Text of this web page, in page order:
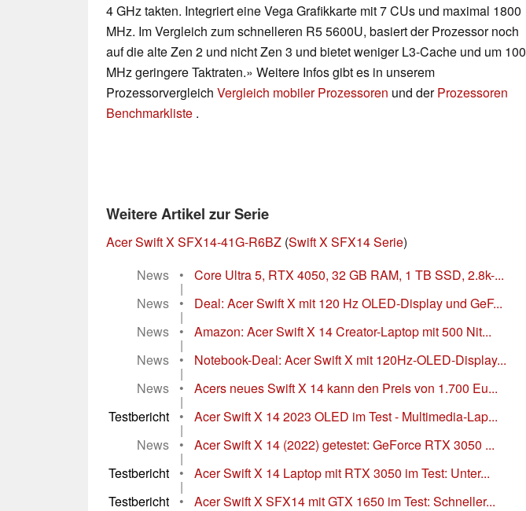
4 GHz takten. Integriert eine Vega Grafikkarte mit 7 CUs und maximal 1800
MHz. Im Vergleich zum schnelleren R5 5600U, basiert der Prozessor noch
auf die alte Zen 2 und nicht Zen 3 und bietet weniger L3-Cache und um 100
MHz geringere Taktraten.» Weitere Infos gibt es in unserem
Prozessorvergleich Vergleich mobiler Prozessoren und derProzessoren
Benchmarkliste .
Weitere Artikel zur Serie
Acer Swift X SFX14-41G-R6BZ (Swift X SFX14 Serie)
News
• Core Ultra 5, RTX 4050, 32 GB RAM, 1 TB SSD, 2.8k-...
|
News
• Deal: Acer Swift X mit 120 Hz OLED-Display und GeF...
|
News
• Amazon: Acer Swift X 14 Creator-Laptop mit 500 Nit...
|
News
• Notebook-Deal: Acer Swift X mit 120Hz-OLED-Display...
|
News
• Acers neues Swift X 14 kann den Preis von 1.700 Eu...
|
Testbericht
• Acer Swift X 14 2023 OLED im Test - Multimedia-Lap...
|
News
• Acer Swift X 14 (2022) getestet: GeForce RTX 3050 ...
|
Testbericht
• Acer Swift X 14 Laptop mit RTX 3050 im Test: Unter...
|
Testbericht
• Acer Swift X SFX14 mit GTX 1650 im Test: Schneller...